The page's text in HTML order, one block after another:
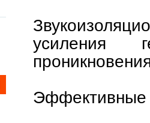
усиления
Эффективные